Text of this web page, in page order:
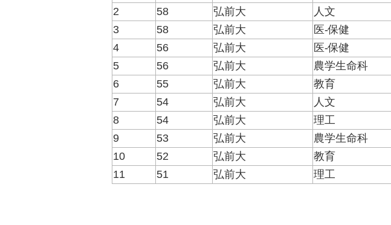
2
58 弘前大 人文
3
58 弘前大 医-保健
4
56 弘前大 医-保健
5
56 弘前大 農学生命科
6
55 弘前大 教育
7
54 弘前大 人文
8
54 弘前大 理工
9
53 弘前大 農学生命科
10
52 弘前大 教育
11
51 弘前大 理工